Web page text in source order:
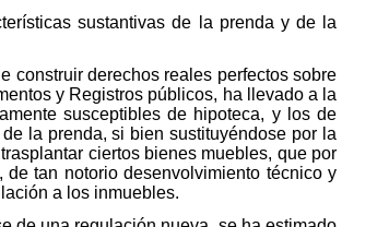
sustantivas de la prenda y de la
construir derechos reales perfectos sobre
y Registros públicos, ha llevado a la
susceptibles de hipoteca, y los de
la prenda, si bien sustituyéndose por la
ciertos bienes muebles, que por
tan notorio desenvolvimiento técnico y
a los inmuebles.